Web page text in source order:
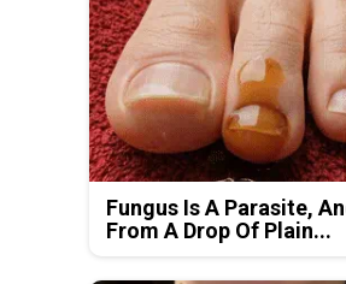
Fungus Is A Parasite,
From A Drop Of Plain...